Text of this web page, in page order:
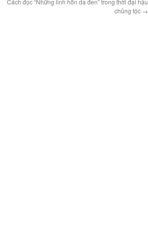
Cách đọc “Những linh hồn da đen” trong thời đại hậu
chủng tộc →